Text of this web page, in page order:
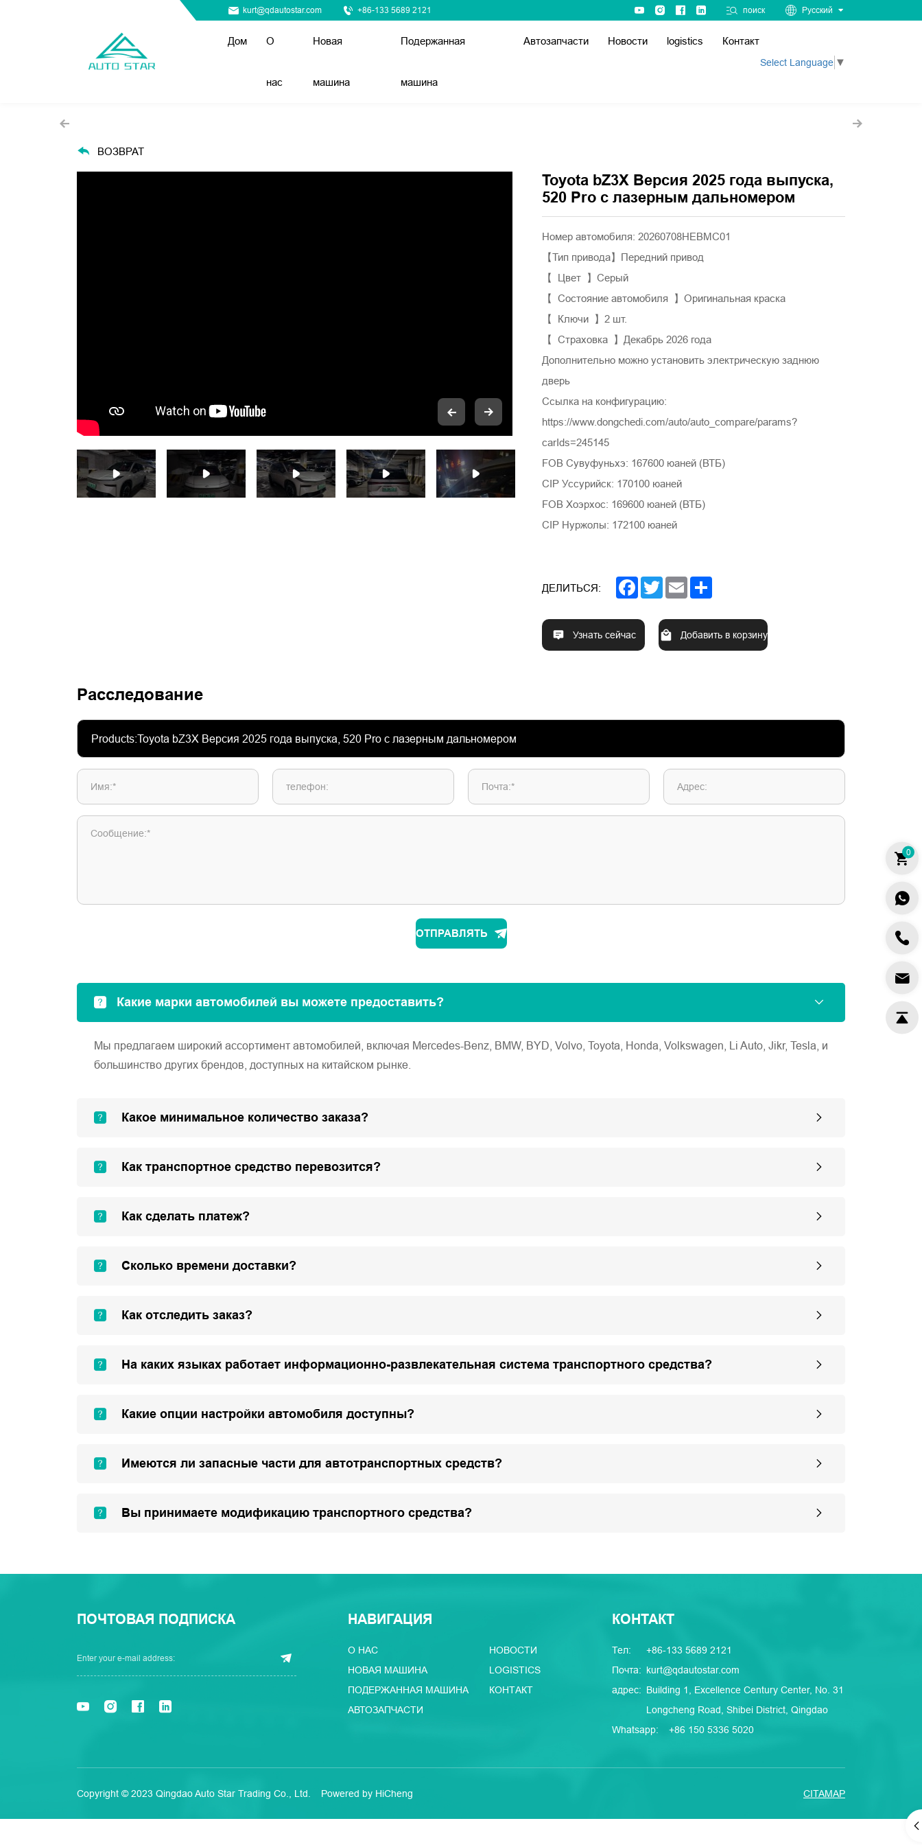
kurt@qdautostar.com +86-133 5689 2121 поиск Русский
Дом О
нас
Новая
машина
Подержанная
машина
Автозапчасти Новости logistics Контакт
Select Language ▼
ВОЗВРАТ
Toyota bZ3X Версия 2025 года выпуска,
520 Pro с лазерным дальномером
Номер автомобиля: 20260708HEBMC01
【Тип привода】Передний привод
【 Цвет 】Серый
【 Состояние автомобиля 】Оригинальная краска
【 Ключи 】2 шт.
【 Страховка 】Декабрь 2026 года
Дополнительно можно установить электрическую заднюю
дверь
Ссылка на конфигурацию:
https://www.dongchedi.com/auto/auto_compare/params?
carIds=245145
FOB Сувуфуньхэ: 167600 юаней (ВТБ)
CIP Уссурийск: 170100 юаней
FOB Хоэрхос: 169600 юаней (ВТБ)
CIP Нуржолы: 172100 юаней
ДЕЛИТЬСЯ: Facebook
TwitterEmail
Узнать сейчас Добавить в корзину
Расследование
Имя:* телефон: Почта:* Адрес:
Сообщение:*
ОТПРАВЛЯТЬ
Какие марки автомобилей вы можете предоставить?
Мы предлагаем широкий ассортимент автомобилей, включая Mercedes-Benz, BMW, BYD, Volvo, Toyota, Honda, Volkswagen, Li Auto, Jikr, Tesla, и
большинство других брендов, доступных на китайском рынке.
Какое минимальное количество заказа?
Как транспортное средство перевозится?
Как сделать платеж?
Сколько времени доставки?
Как отследить заказ?
На каких языках работает информационно-развлекательная система транспортного средства?
Какие опции настройки автомобиля доступны?
Имеются ли запасные части для автотранспортных средств?
Вы принимаете модификацию транспортного средства?
ПОЧТОВАЯ ПОДПИСКА НАВИГАЦИЯ
О НАС
НОВАЯ МАШИНА
ПОДЕРЖАННАЯ МАШИНА
АВТОЗАПЧАСТИ
НОВОСТИ
LOGISTICS
КОНТАКТ
КОНТАКТ
Тел:
+86-133 5689 2121
Почта: kurt@qdautostar.com
адрес: Building 1, Excellence Century Center, No. 31
Longcheng Road, Shibei District, Qingdao
Whatsapp:
+86 150 5336 5020
Copyright © 2023 Qingdao Auto Star Trading Co., Ltd. Powered by HiCheng CITAMAP
0